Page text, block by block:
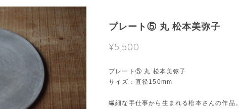
プレート⑤ 丸 松本美弥子
¥5,500
プレート⑤ 丸 松本美弥子
サイズ：直径150mm
繊細な手仕事から生まれる松本さんの作品。